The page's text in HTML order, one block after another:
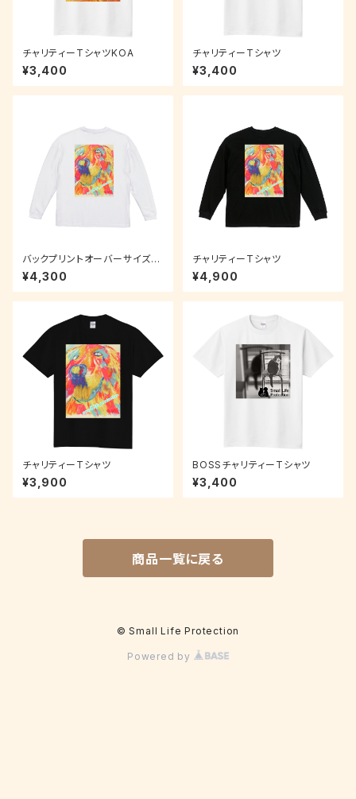
チャリティーTシャツKOA
¥3,400
チャリティーTシャツ
¥3,400
バックプリントオーバーサイズロ
ンT
¥4,300
チャリティーTシャツ
¥4,900
チャリティーTシャツ
¥3,900
BOSSチャリティーTシャツ
¥3,400
商品一覧に戻る
© Small Life Protection
Powered by